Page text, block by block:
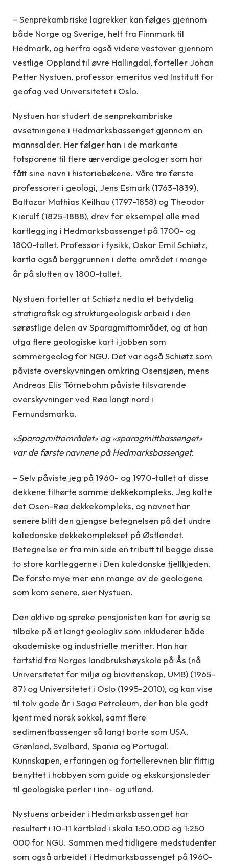
– Senprekambriske lagrekker kan følges gjennom
både Norge og Sverige, helt fra Finnmark til
Hedmark, og herfra også videre vestover gjennom
vestlige Oppland til øvre Hallingdal, forteller Johan
Petter Nystuen, professor emeritus ved Institutt for
geofag ved Universitetet i Oslo.
Nystuen har studert de senprekambriske
avsetningene i Hedmarksbassenget gjennom en
mannsalder. Her følger han i de markante
fotsporene til flere ærverdige geologer som har
fått sine navn i historiebøkene. Våre tre første
professorer i geologi, Jens Esmark (1763-1839),
Baltazar Mathias Keilhau (1797-1858) og Theodor
Kierulf (1825-1888), drev for eksempel alle med
kartlegging i Hedmarksbassenget på 1700- og
1800-tallet. Professor i fysikk, Oskar Emil Schiøtz,
kartla også berggrunnen i dette området i mange
år på slutten av 1800-tallet.
Nystuen forteller at Schiøtz nedla et betydelig
stratigrafisk og strukturgeologisk arbeid i den
sørøstlige delen av Sparagmittområdet, og at han
utga flere geologiske kart i jobben som
sommergeolog for NGU. Det var også Schiøtz som
påviste overskyvningen omkring Osensjøen, mens
Andreas Elis Törnebohm påviste tilsvarende
overskyvninger ved Røa langt nord i
Femundsmarka.
«Sparagmittområdet» og «sparagmittbassenget»
var de første navnene på Hedmarksbassenget.
– Selv påviste jeg på 1960- og 1970-tallet at disse
dekkene tilhørte samme dekkekompleks. Jeg kalte
det Osen-Røa dekkekompleks, og navnet har
senere blitt den gjengse betegnelsen på det undre
kaledonske dekkekomplekset på Østlandet.
Betegnelse er fra min side en tributt til begge disse
to store kartleggerne i Den kaledonske fjellkjeden.
De forsto mye mer enn mange av de geologene
som kom senere, sier Nystuen.
Den aktive og spreke pensjonisten kan for øvrig se
tilbake på et langt geologliv som inkluderer både
akademiske og industrielle meritter. Han har
fartstid fra Norges landbrukshøyskole på Ås (nå
Universitetet for miljø og biovitenskap, UMB) (1965-
87) og Universitetet i Oslo (1995-2010), og kan vise
til tolv gode år i Saga Petroleum, der han ble godt
kjent med norsk sokkel, samt flere
sedimentbassenger så langt borte som USA,
Grønland, Svalbard, Spania og Portugal.
Kunnskapen, erfaringen og fortellerevnen blir flittig
benyttet i hobbyen som guide og ekskursjonsleder
til geologiske perler i inn- og utland.
Nystuens arbeider i Hedmarksbassenget har
resultert i 10-11 kartblad i skala 1:50.000 og 1:250
000 for NGU. Sammen med tidligere medstudenter
som også arbeidet i Hedmarksbassenget på 1960-